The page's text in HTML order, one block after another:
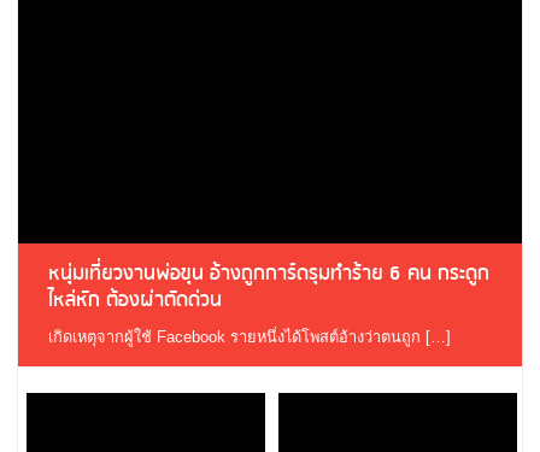
หนุ่มเที่ยวงานพ่อขุน อ้างถูกการ์ดรุมทำร้าย 6 คน กระดูก
ไหล่หัก ต้องผ่าตัดด่วน
เกิดเหตุจากผู้ใช้ Facebook รายหนึ่งได้โพสต์อ้างว่าตนถูก […]